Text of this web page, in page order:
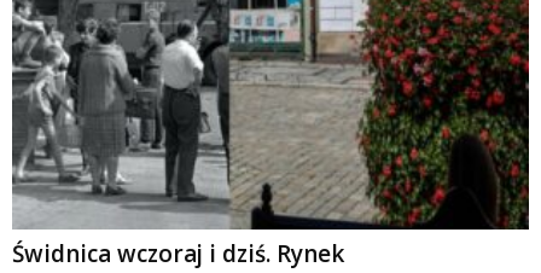
Świdnica wczoraj i dziś. Rynek